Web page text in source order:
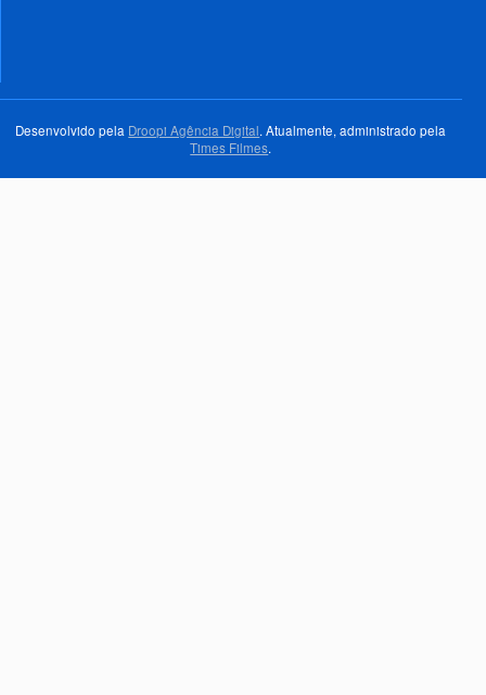
Desenvolvido pela Droopi Agência Digital. Atualmente, administrado pela
Times Filmes.